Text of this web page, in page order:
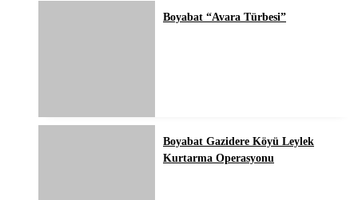
Boyabat “Avara Türbesi”
Boyabat Gazidere Köyü Leylek
Kurtarma Operasyonu